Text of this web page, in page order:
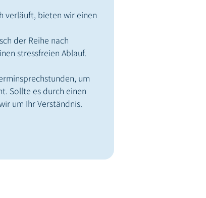
verläuft, bieten wir einen
der Reihe nach
stressfreien Ablauf.
um
Sollte es durch einen
um Ihr Verständnis.